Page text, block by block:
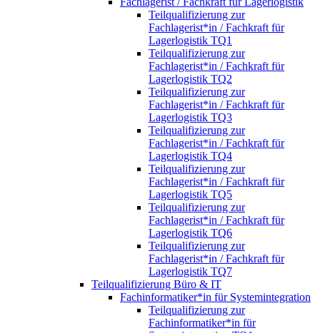
Teilqualifizierung zur
Fachlagerist*in / Fachkraft für
Lagerlogistik TQ1
Teilqualifizierung zur
Fachlagerist*in / Fachkraft für
Lagerlogistik TQ2
Teilqualifizierung zur
Fachlagerist*in / Fachkraft für
Lagerlogistik TQ3
Teilqualifizierung zur
Fachlagerist*in / Fachkraft für
Lagerlogistik TQ4
Teilqualifizierung zur
Fachlagerist*in / Fachkraft für
Lagerlogistik TQ5
Teilqualifizierung zur
Fachlagerist*in / Fachkraft für
Lagerlogistik TQ6
Teilqualifizierung zur
Fachlagerist*in / Fachkraft für
Lagerlogistik TQ7
Teilqualifizierung Büro & IT
Fachinformatiker*in für Systemintegration
Teilqualifizierung zur
Fachinformatiker*in für